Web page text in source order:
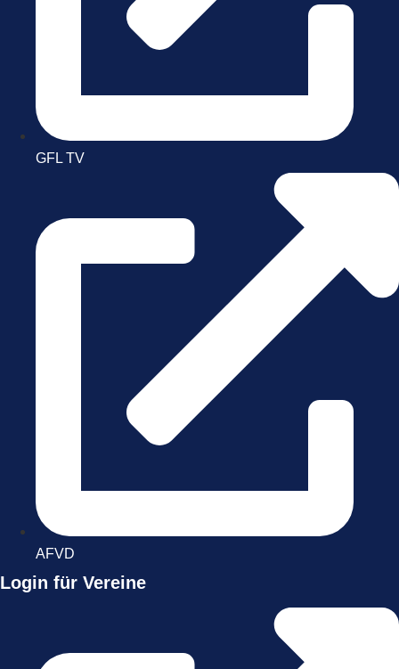
GFL TV
AFVD
Login für Vereine